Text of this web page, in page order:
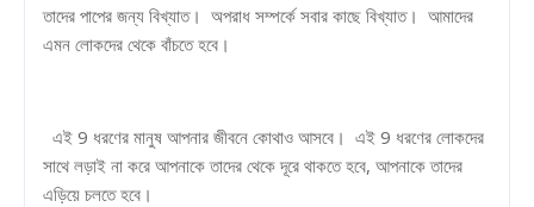
তাদের পাপের জন্য বিখ্যাত। অপরাধ সম্পর্কে সবার কাছে বিখ্যাত। আমাদের
এমন লোকদের থেকে বাঁচতে হবে।
এই 9 ধরণের মানুষ আপনার জীবনে কোথাও আসবে। এই 9 ধরণের লোকদের
সাথে লড়াই না করে আপনাকে তাদের থেকে দূরে থাকতে হবে, আপনাকে তাদের
এড়িয়ে চলতে হবে।